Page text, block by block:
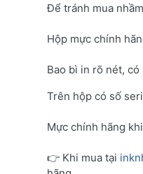
Để tránh mua
Hộp mực chính
Bao bì in rõ nét, có
Trên hộp có số
Mực chính hãng
👉 Khi mua tại